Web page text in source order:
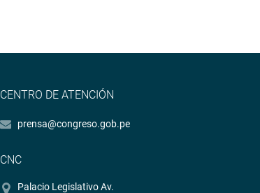
CENTRO DE ATENCIÓN
prensa@congreso.gob.pe
CNC
Palacio Legislativo Av.